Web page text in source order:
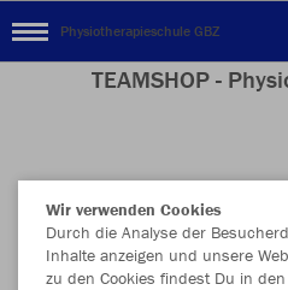
Physiotherapieschule GBZ
TEAMSHOP -
Wir verwenden Cookies
Durch die Analyse der
Inhalte anzeigen und unsere
zu den Cookies findest Du in